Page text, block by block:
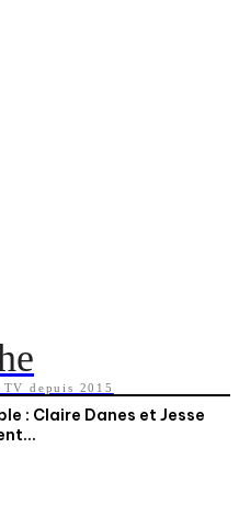
depuis 2015
: Claire Danes et Jesse